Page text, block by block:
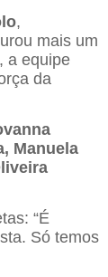
,
mais um
a equipe
da
Manuela
“É
Só temos